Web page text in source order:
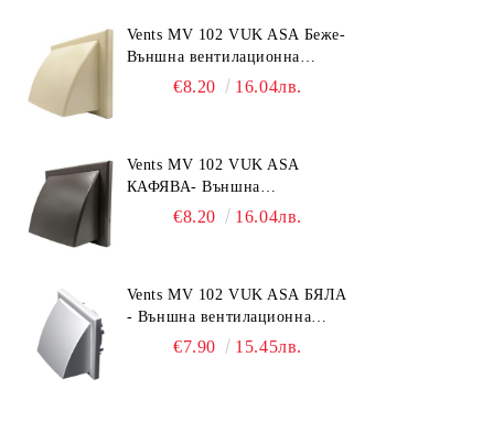
Vents MV 102 VUK ASA Беже-
Външна вентилационна
решетка с гравитачна клапа Ø
€8.20 16.04лв.
Vents MV 102 VUK ASA
КАФЯВА- Външна
вентилационна решетка с
€8.20 16.04лв.
Vents MV 102 VUK ASA БЯЛА
- Външна вентилационна
решетка с гравитачна клапа Ø
€7.90 15.45лв.